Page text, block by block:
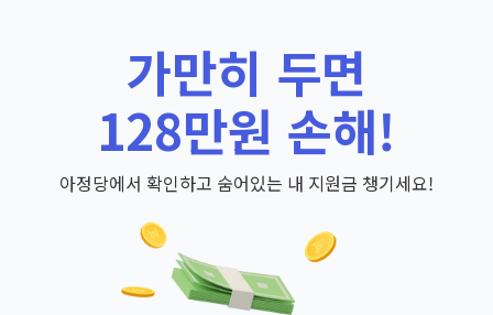
가만히 두면
128만원 손해!
아정당에서 확인하고 숨어있는 내 지원금 챙기세요!